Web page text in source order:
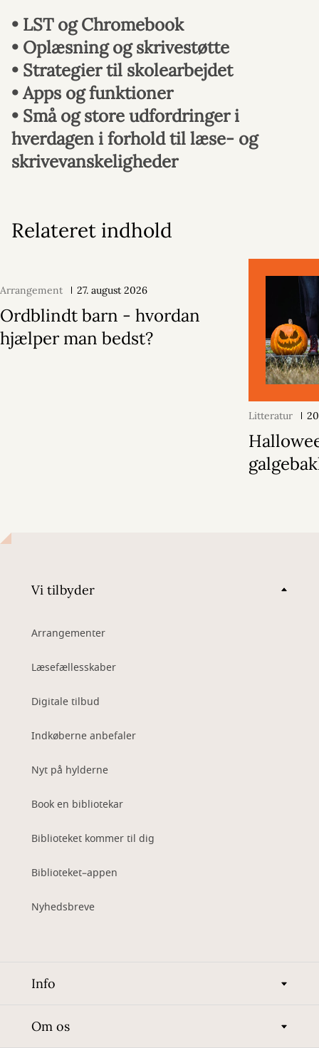
• LST og Chromebook
• Oplæsning og skrivestøtte
• Strategier til skolearbejdet
• Apps og funktioner
• Små og store udfordringer i
hverdagen i forhold til læse- og
skrivevanskeligheder
Relateret indhold
Arrangement 27. august 2026
Ordblindt barn - hvordan
hjælper man bedst?
Litteratur
Vi tilbyder
Arrangementer
Læsefællesskaber
Digitale tilbud
Indkøberne anbefaler
Nyt på hylderne
Book en bibliotekar
Biblioteket kommer til dig
Biblioteket–appen
Nyhedsbreve
Info
Om os